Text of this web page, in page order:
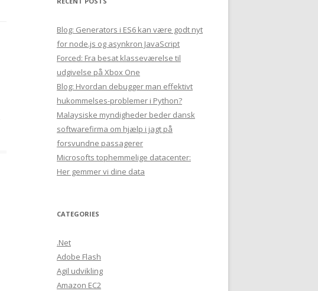
Blog: Generators i ES6 kan være godt nyt
for node.js og asynkron JavaScript
Forced: Fra besat klasseværelse til
udgivelse på Xbox One
Blog: Hvordan debugger man effektivt
hukommelses-problemer i Python?
Malaysiske myndigheder beder dansk
softwarefirma om hjælp i jagt på
forsvundne passagerer
Microsofts tophemmelige datacenter:
Her gemmer vi dine data
CATEGORIES
.Net
Adobe Flash
Agil udvikling
Amazon EC2